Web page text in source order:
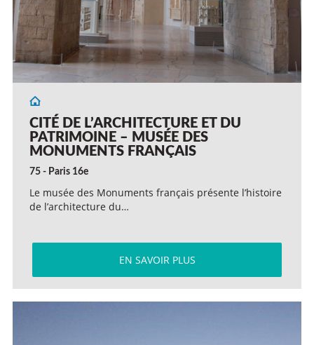
CITÉ DE L’ARCHITECTURE ET DU
PATRIMOINE – MUSÉE DES
MONUMENTS FRANÇAIS
75 - Paris 16e
Le musée des Monuments français présente l’histoire
de l’architecture du…
EN SAVOIR PLUS